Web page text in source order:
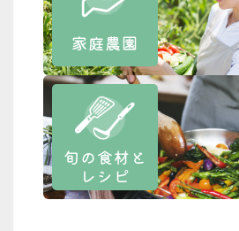
家庭農園
旬の食材と
レシピ